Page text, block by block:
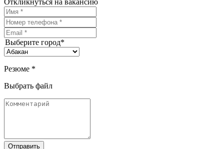
Откликнуться на вакансию
Выберите город*
Резюме *
Выбрать файл
Отправить